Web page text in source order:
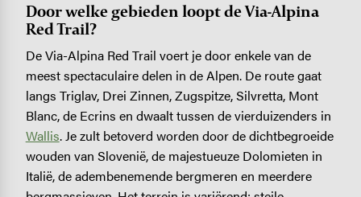
Door welke gebieden loopt de Via-Alpina
Red Trail?
De Via-Alpina Red Trail voert je door enkele van de
meest spectaculaire delen in de Alpen. De route gaat
langs Triglav, Drei Zinnen, Zugspitze, Silvretta, Mont
Blanc, de Ecrins en dwaalt tussen de vierduizenders in
Wallis. Je zult betoverd worden door de dichtbegroeide
wouden van Slovenië, de majestueuze Dolomieten in
Italië, de adembenemende bergmeren en meerdere